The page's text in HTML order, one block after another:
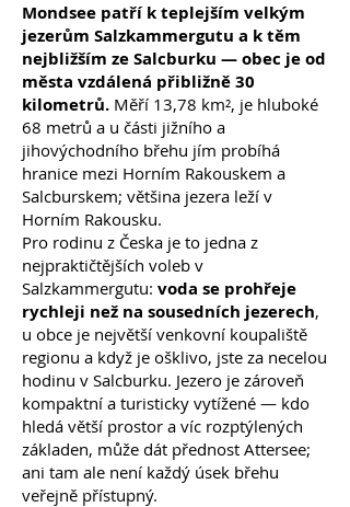
Mondsee patří k teplejším velkým
jezerům Salzkammergutu a k těm
nejbližším ze Salcburku — obec je od
města vzdálená přibližně 30
kilometrů. Měří 13,78 km², je hluboké
68 metrů a u části jižního a
jihovýchodního břehu jím probíhá
hranice mezi Horním Rakouskem a
Salcburskem; většina jezera leží v
Horním Rakousku.
Pro rodinu z Česka je to jedna z
nejpraktičtějších voleb v
Salzkammergutu: voda se prohřeje
rychleji než na sousedních jezerech,
u obce je největší venkovní koupaliště
regionu a když je ošklivo, jste za necelou
hodinu v Salcburku. Jezero je zároveň
kompaktní a turisticky vytížené — kdo
hledá větší prostor a víc rozptýlených
základen, může dát přednost Attersee;
ani tam ale není každý úsek břehu
veřejně přístupný.